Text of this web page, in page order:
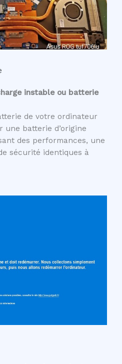
instable ou batterie
de votre ordinateur
batterie d’origine
des performances, une
sécurité identiques à